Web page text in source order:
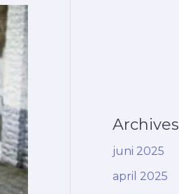
Archives
juni 2025
april 2025